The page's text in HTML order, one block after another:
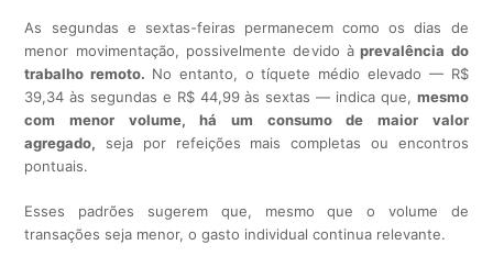
As segundas e sextas-feiras permanecem como os dias de
menor movimentação, possivelmente devido àprevalência do
trabalho remoto. No entanto, o tíquete médio elevado — R$
39,34 às segundas e R$ 44,99 às sextas — indica que, mesmo
com menor volume, há um consumo de maior valor
agregado, seja por refeições mais completas ou encontros
pontuais.
Esses padrões sugerem que, mesmo que o volume de
transações seja menor, o gasto individual continua relevante.